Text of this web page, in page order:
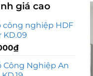
giá cao
công nghiệp HDF
KD.09
₫
Công Nghiệp An